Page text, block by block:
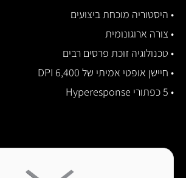
• היסטוריה מוכחת ביצועים
• צורה ארוגונומית
• טכנולוגיה זוכת פרסים רבים
• חיישן אופטי אמיתי של 6,400 DPI
• 5 כפתורי Hyperesponse